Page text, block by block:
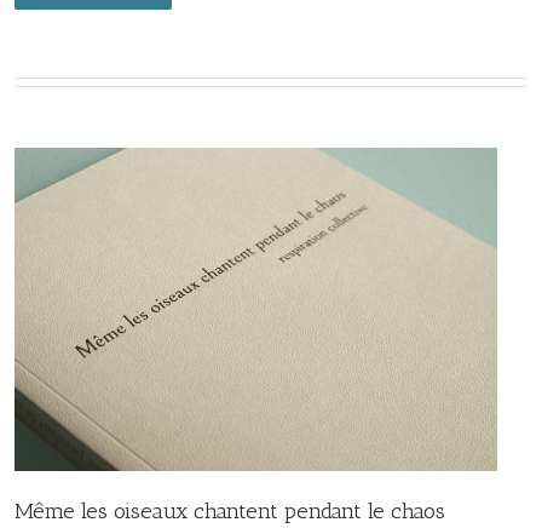
Même les oiseaux chantent pendant le chaos